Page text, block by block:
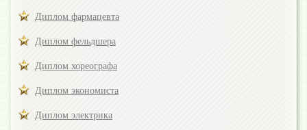
Диплом фармацевта
Диплом фельдшера
Диплом хореографа
Диплом экономиста
Диплом электрика